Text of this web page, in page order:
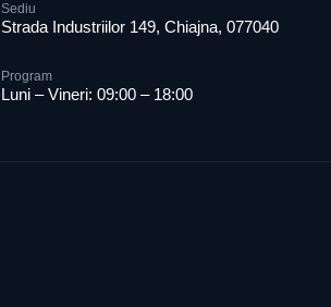
Sediu
Strada Industriilor 149, Chiajna, 077040
Program
Luni – Vineri: 09:00 – 18:00